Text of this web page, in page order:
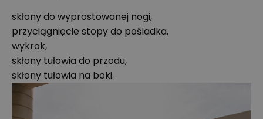
skłony do wyprostowanej nogi,
przyciągnięcie stopy do pośladka,
wykrok,
skłony tułowia do przodu,
skłony tułowia na boki.